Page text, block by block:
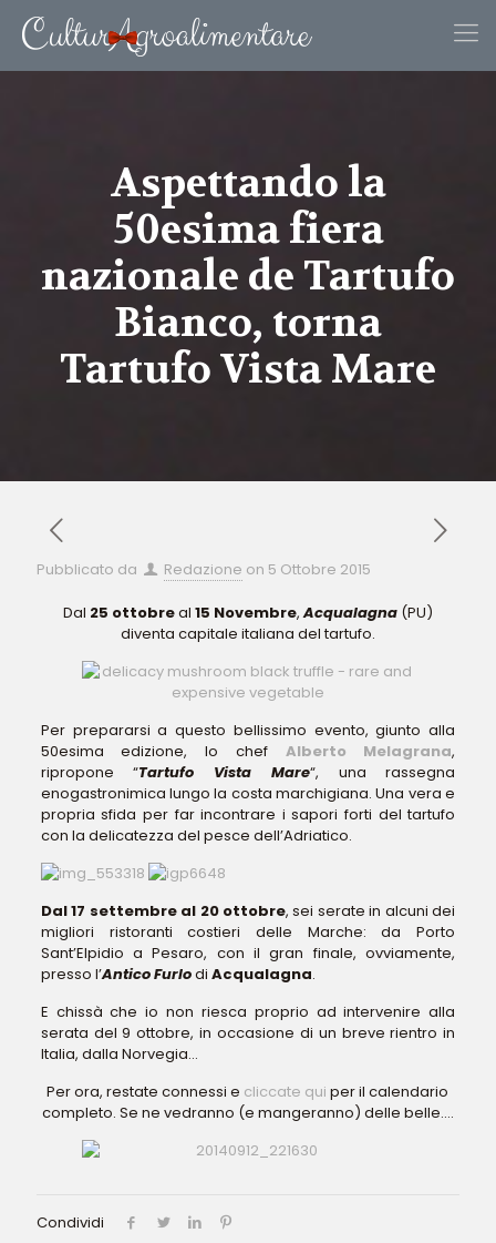
Aspettando la
50esima fiera
nazionale de Tartufo
Bianco, torna
Tartufo Vista Mare
Pubblicato da Redazione on 5 Ottobre 2015
Dal 25 ottobreal 15 Novembre,Acqualagna(PU)
diventa capitale italiana del tartufo.
Per prepararsi a questo bellissimo evento, giunto alla
50esima edizione, lo chef Alberto Melagrana,
ripropone “Tartufo Vista Mare“, una rassegna
enogastronimica lungo la costa marchigiana. Una vera e
propria sfida per far incontrare i sapori forti del tartufo
con la delicatezza del pesce dell’Adriatico.
Dal 17 settembre al 20 ottobre, sei serate in alcuni dei
migliori ristoranti costieri delle Marche: da Porto
Sant’Elpidio a Pesaro, con il gran finale, ovviamente,
presso l’Antico Furlodi Acqualagna.
E chissà che io non riesca proprio ad intervenire alla
serata del 9 ottobre, in occasione di un breve rientro in
Italia, dalla Norvegia…
Per ora, restate connessi e cliccate quiper il calendario
completo. Se ne vedranno (e mangeranno) delle belle….
Condividi